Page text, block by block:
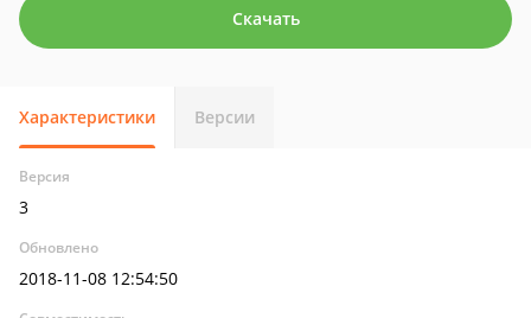
Скачать
Характеристики Версии
Версия
3
Обновлено
2018-11-08 12:54:50